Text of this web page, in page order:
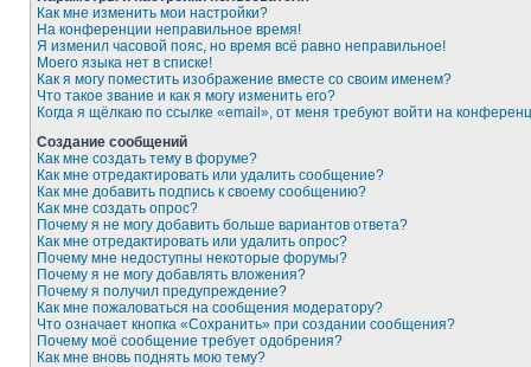
Как мне изменить мои настройки?
На конференции неправильное время!
Я изменил часовой пояс, но время всё равно неправильное!
Моего языка нет в списке!
Как я могу поместить изображение вместе со своим именем?
Что такое звание и как я могу изменить его?
Когда я щёлкаю по ссылке «email», от меня требуют войти на
Создание сообщений
Как мне создать тему в форуме?
Как мне отредактировать или удалить сообщение?
Как мне добавить подпись к своему сообщению?
Как мне создать опрос?
Почему я не могу добавить больше вариантов ответа?
Как мне отредактировать или удалить опрос?
Почему мне недоступны некоторые форумы?
Почему я не могу добавлять вложения?
Почему я получил предупреждение?
Как мне пожаловаться на сообщения модератору?
Что означает кнопка «Сохранить» при создании сообщения?
Почему моё сообщение требует одобрения?
Как мне вновь поднять мою тему?